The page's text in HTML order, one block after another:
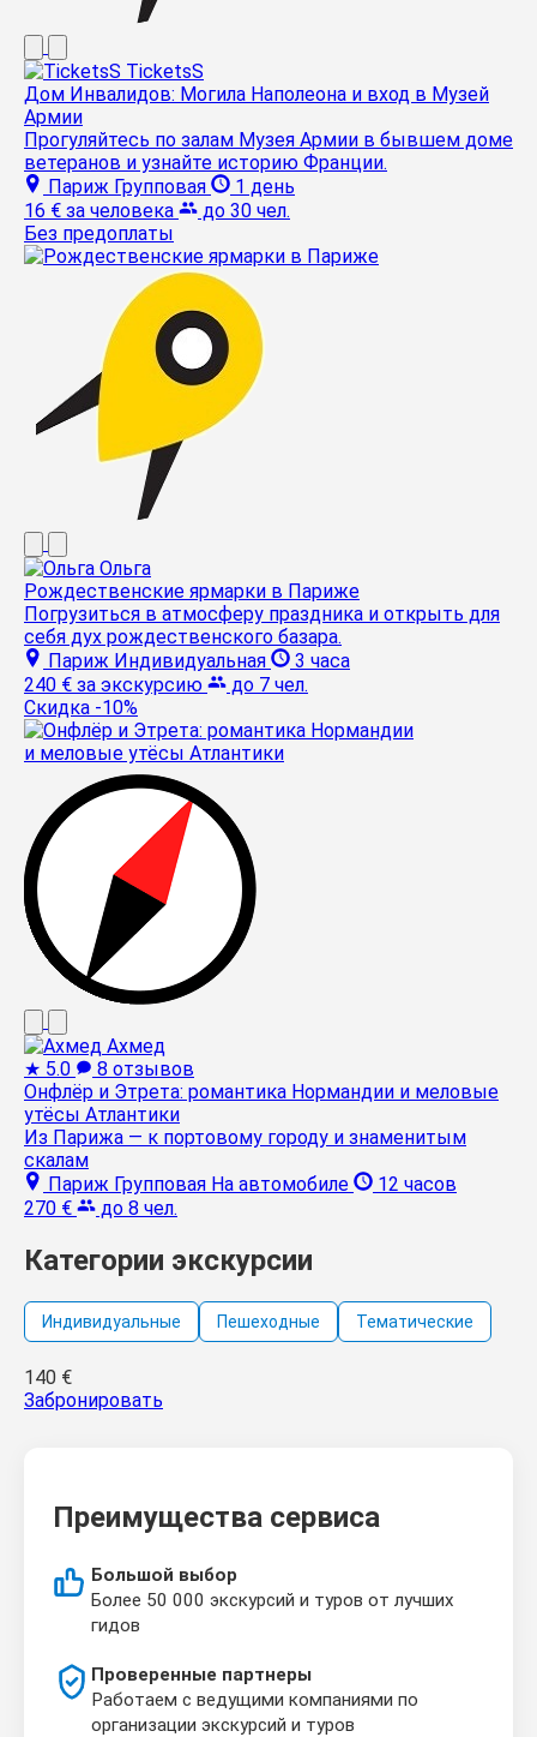
TicketsS
Дом Инвалидов: Могила Наполеона и вход в Музей
Армии
Прогуляйтесь по залам Музея Армии в бывшем доме
ветеранов и узнайте историю Франции.
Париж Групповая
1 день
16 € за человека
до 30 чел.
Без предоплаты
Ольга
Рождественские ярмарки в Париже
Погрузиться в атмосферу праздника и открыть для
себя дух рождественского базара.
Париж Индивидуальная
3 часа
240 € за экскурсию
до 7 чел.
Скидка -10%
Ахмед
★ 5.0
8 отзывов
Онфлёр и Этрета: романтика Нормандии и меловые
утёсы Атлантики
Из Парижа — к портовому городу и знаменитым
скалам
Париж Групповая На автомобиле
12 часов
270 €
до 8 чел.
Категории экскурсии
Индивидуальные Пешеходные Тематические
140 €
Забронировать
Преимущества сервиса
Большой выбор
Более 50 000 экскурсий и туров от лучших
гидов
Проверенные партнеры
Работаем с ведущими компаниями по
организации экскурсий и туров